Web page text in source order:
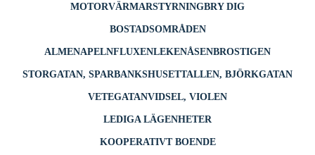
MOTORVÄRMARSTYRNINGBRY DIG
BOSTADSOMRÅDEN
ALMENAPELNFLUXENLEKENÅSENBROSTIGEN
STORGATAN, SPARBANKSHUSETTALLEN, BJÖRKGATAN
VETEGATANVIDSEL, VIOLEN
LEDIGA LÄGENHETER
KOOPERATIVT BOENDE